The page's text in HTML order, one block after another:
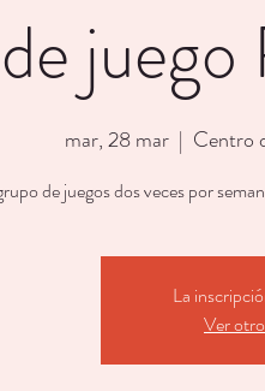
mar, 28 mar
  |
Centro
de juegos dos veces por
La
Ver